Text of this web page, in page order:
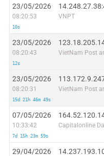
23/05/2026
08:20:53
10s
VNPT
23/05/2026
08:20:43
12s
23/05/2026
08:20:31
15d 21h 46m 49s
07/05/2026
10:33:42
7d 15h 23m 59s
29/04/2026